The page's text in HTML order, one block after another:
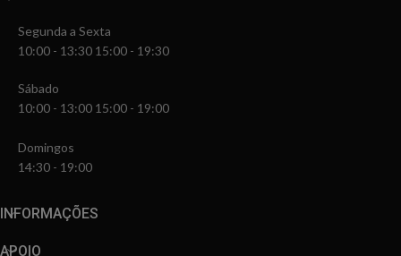
Segunda a Sexta
10:00 - 13:30 15:00 - 19:30
Sábado
10:00 - 13:00 15:00 - 19:00
Domingos
14:30 - 19:00
INFORMAÇÕES
APOIO